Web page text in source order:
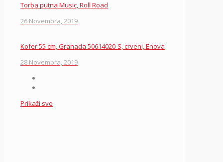
Torba putna Music, Roll Road
26 Novembra, 2019
Kofer 55 cm, Granada 50614020-S, crveni, Enova
28 Novembra, 2019
Prikaži sve